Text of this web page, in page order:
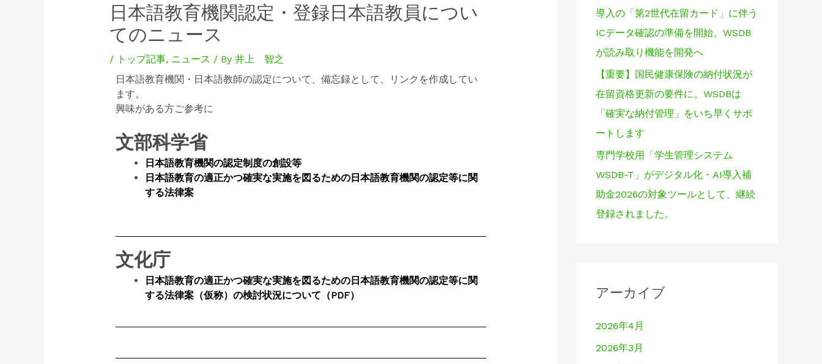
日本語教育機関認定・登録日本語教員につい
てのニュース
/ トップ記事, ニュース / By 井上 智之
日本語教育機関・日本語教師の認定について、備忘録として、リンクを作成してい
ます。
興味がある方ご参考に
文部科学省
日本語教育機関の認定制度の創設等
日本語教育の適正かつ確実な実施を図るための日本語教育機関の認定等に関
する法律案
文化庁
日本語教育の適正かつ確実な実施を図るための日本語教育機関の認定等に関
する法律案（仮称）の検討状況について（PDF）
導入の「第2世代在留カード」に伴う
ICデータ確認の準備を開始。WSDB
が読み取り機能を開発へ
【重要】国民健康保険の納付状況が
在留資格更新の要件に。WSDBは
「確実な納付管理」をいち早くサポ
ートします
専門学校用「学生管理システム
WSDB-T」がデジタル化・AI導入補
助金2026の対象ツールとして、継続
登録されました。
アーカイブ
2026年4月
2026年3月